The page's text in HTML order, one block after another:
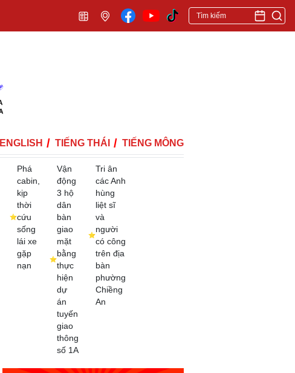
ENGLISH TIẾNG THÁI TIẾNG MÔNG
Phá
cabin,
kịp
thời
cứu
sống
lái xe
gặp
nạn
Vận
động
3 hộ
dân
bàn
giao
mặt
bằng
thực
hiện
dự
án
tuyến
giao
thông
số 1A
Tri ân
các Anh
hùng
liệt sĩ
và
người
có công
trên địa
bàn
phường
Chiềng
An